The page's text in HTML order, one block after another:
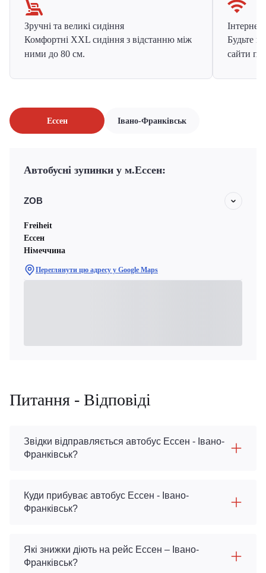
Зручні та великі сидіння
Комфортні XXL сидіння з відстанню між
ними до 80 см.
Інтернет
Будьте
сайти
Ессен Івано-Франківськ
Автобусні зупинки у м.Ессен:
ZOB
Freiheit
Ессен
Німеччина
Переглянути цю адресу у Google Maps
Питання - Відповіді
Звідки відправляється автобус Ессен - Івано-
Франківськ?
Куди прибуває автобус Ессен - Івано-
Франківськ?
Які знижки діють на рейс Ессен – Івано-
Франківськ?